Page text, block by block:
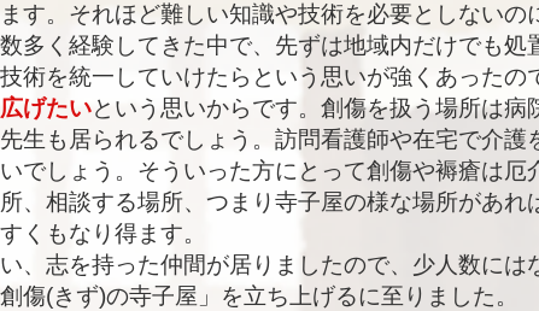
す。それほど難しい知識や技術を必要としないの
多く経験してきた中で、先ずは地域内だけでも処
術を統一していけたらという思いが強くあったの
げたいという思いからです。創傷を扱う場所は病
生も居られるでしょう。訪問看護師や在宅で介護
でしょう。そういった方にとって創傷や褥瘡は厄
、相談する場所、つまり寺子屋の様な場所があれ
くもなり得ます。
、志を持った仲間が居りましたので、少人数には
傷(きず)の寺子屋」を立ち上げるに至りました。